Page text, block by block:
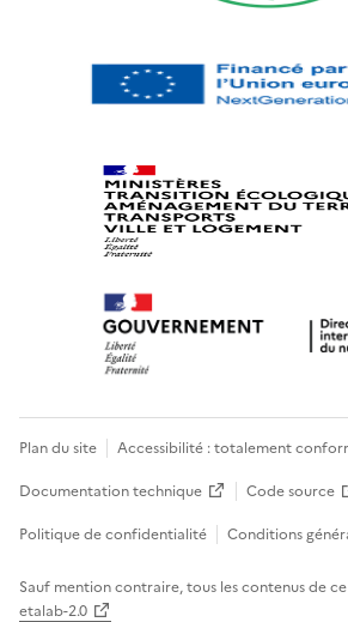
Plan du site Accessibilité : totalement
Documentation technique
Code source
Politique de confidentialité
Conditions
Sauf mention contraire, tous les contenus de
etalab-2.0